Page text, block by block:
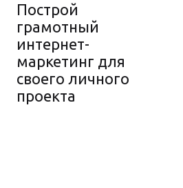
Построй
грамотный
интернет-
маркетинг для
своего личного
проекта